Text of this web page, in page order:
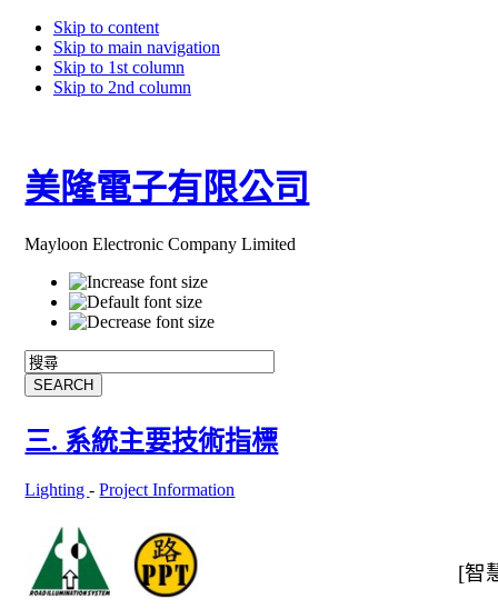
Skip to content
Skip to main navigation
Skip to 1st column
Skip to 2nd column
美隆電子有限公司
Mayloon Electronic Company Limited
三. 系統主要技術指標
Lighting-Project Information
[智